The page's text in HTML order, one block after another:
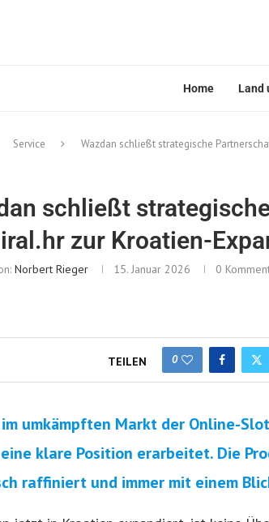
Home Land
Service Wazdan schließt strategische
schließt
zur Kroatien-
Norbert Rieger 15. Januar 2026 0
TEILEN 0
umkämpften Markt der Online-
klare Position erarbeitet. Die
raffiniert und immer mit einem